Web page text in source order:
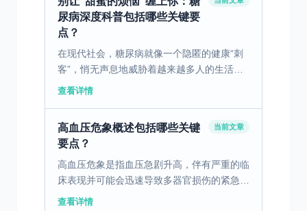
尿病深度科普包括哪些关键要
点？
在现代社会，糖尿病就像一个隐匿的健康“刺
客”，悄无声息地威胁着越来越多人的生活。
世界卫生组织的数据显示，全球糖尿病患者人
查看详情
高血压危象概述包括哪些关键
要点？
当前文章
高血压危象是指血压急剧升高，伴有严重的临
床表现并可能会迅速导致多器官损伤的紧急情
况。其定义明确：当收缩压急升至180毫米汞
查看详情